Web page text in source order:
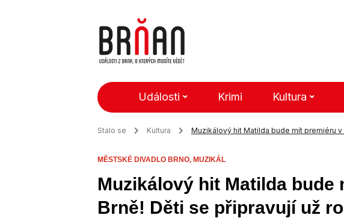
Události Krimi Kultura
Stalo se Kultura Muzikálový hit Matilda bude mít premiéru v
MĚSTSKÉ DIVADLO BRNO, MUZIKÁL
Muzikálový hit Matilda bude
Brně! Děti se připravují už